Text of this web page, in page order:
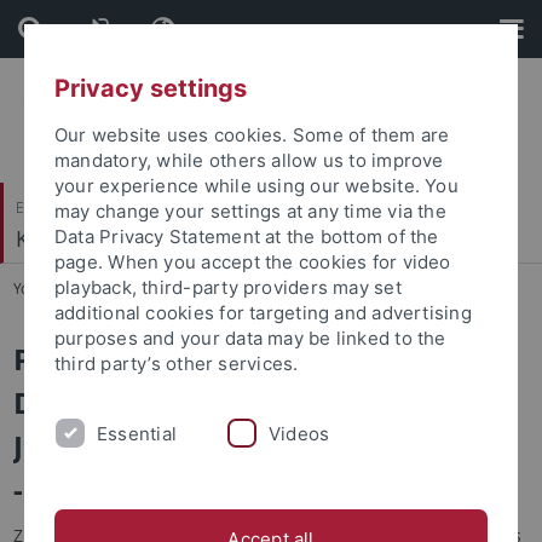
Skip
to
content
Skip
to
footer
Evangelisch-Theologische Fakultät
Kirchengeschichte II
You are here: Startseite ... Basilius-Projekt
Projekt der Fritz-Thyssen-Stiftung:
Digitale kritische Edition der
Jesajaerklärung des (Pseudo?
-)Basilius (CPG 2911)
Ziel des Projektes ist es, für die unter dem Namen des Basilius
Privacy settings
Our website uses cookies. Some of them are
mandatory, while others allow us to improve
your experience while using our website. You
may change your settings at any time via the
Data Privacy Statement at the bottom of the
page. When you accept the cookies for video
playback, third-party providers may set
additional cookies for targeting and advertising
purposes and your data may be linked to the
third party’s other services.
Essential Videos